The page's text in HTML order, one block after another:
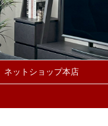
ネットショップ本店